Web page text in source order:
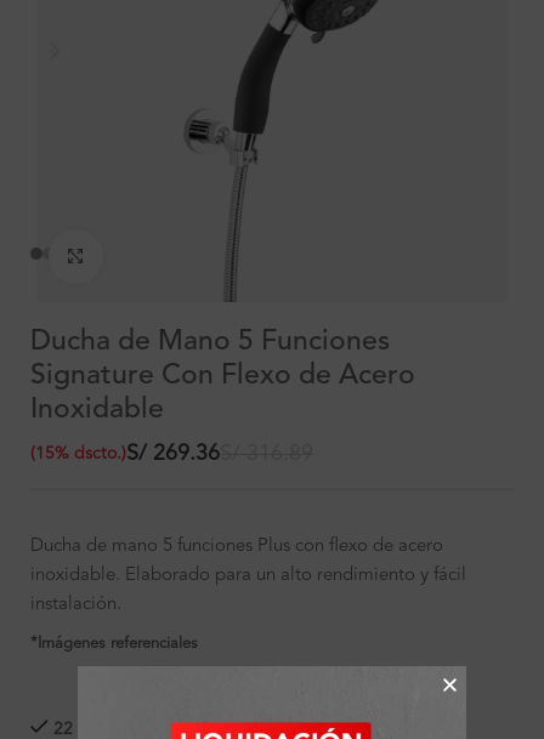
Ducha de Mano 5 Funciones
Signature Con Flexo de Acero
Inoxidable
S/ 269.36
(15% dscto.)
Ducha de mano 5 funciones Plus con flexo de acero
inoxidable. Elaborado para un alto rendimiento y fácil
instalación.
*Imágenes referenciales
22 disponibles